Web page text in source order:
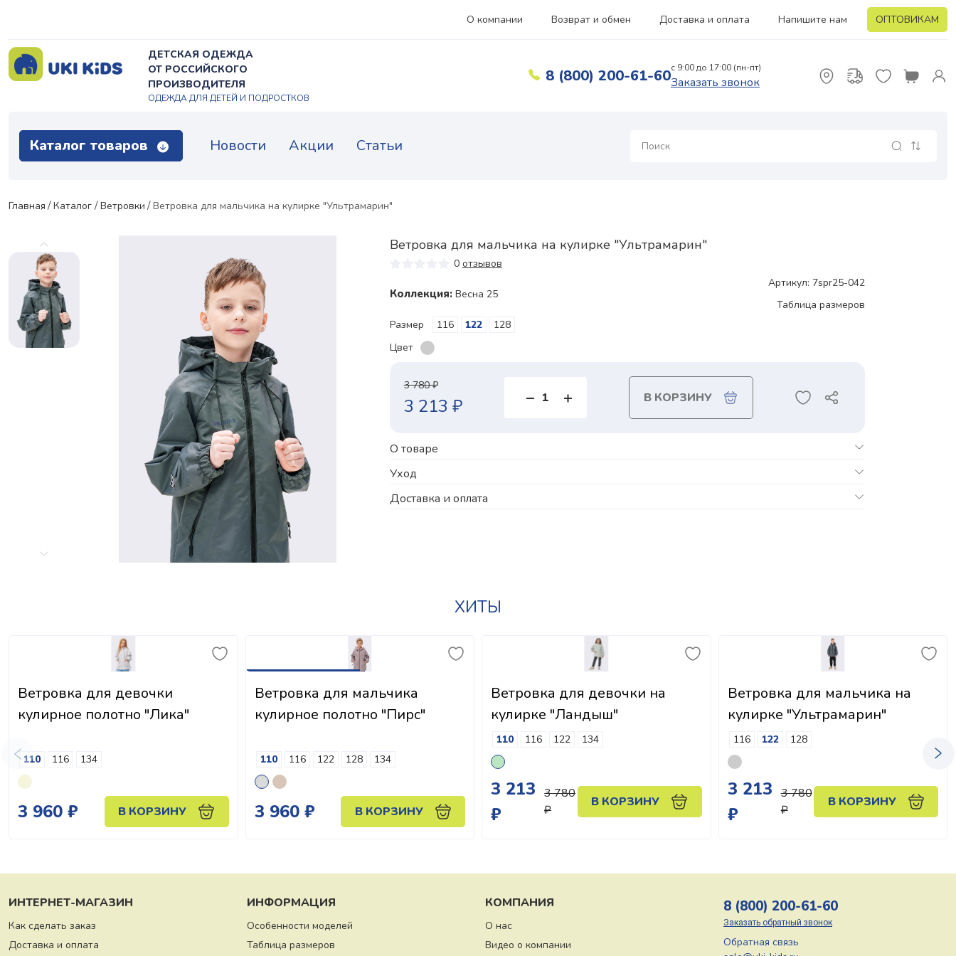
О компании Возврат и обмен Доставка и оплата Напишите нам ОПТОВИКАМ
ДЕТСКАЯ ОДЕЖДА
ОТ РОССИЙСКОГО
ПРОИЗВОДИТЕЛЯ
ОДЕЖДА ДЛЯ ДЕТЕЙ И ПОДРОСТКОВ
8 (800) 200-61-60с 9:00 до 17:00 (пн-пт)
Заказать звонок
Каталог товаров Новости Акции Статьи
Главная Каталог Ветровки Ветровка для мальчика на кулирке "Ультрамарин"
Ветровка для мальчика на кулирке "Ультрамарин"
0 отзывов
Коллекция:Весна 25
Артикул: 7spr25-042
Таблица размеров
Размер
116 122
128
Цвет
3 780 ₽
3 213 ₽ В КОРЗИНУ
О товаре
Уход
Доставка и оплата
ХИТЫ
Ветровка для девочки
кулирное полотно "Лика"
110 116 134
3 960 ₽ В КОРЗИНУ
Ветровка для мальчика
кулирное полотно "Пирс"
110 116 122 128 134
3 960 ₽ В КОРЗИНУ
Ветровка для девочки на
кулирке "Ландыш"
110 116 122 134
3 213
₽
3 780
₽
В КОРЗИНУ
Ветровка для мальчика на
кулирке "Ультрамарин"
116 122 128
3 213
₽
3 780
₽
В КОРЗИНУ
ИНТЕРНЕТ-МАГАЗИН
Как сделать заказ
Доставка и оплата
ИНФОРМАЦИЯ
Особенности моделей
Таблица размеров
КОМПАНИЯ
О нас
Видео о компании
8 (800) 200-61-60
Заказать обратный звонок
Обратная связь